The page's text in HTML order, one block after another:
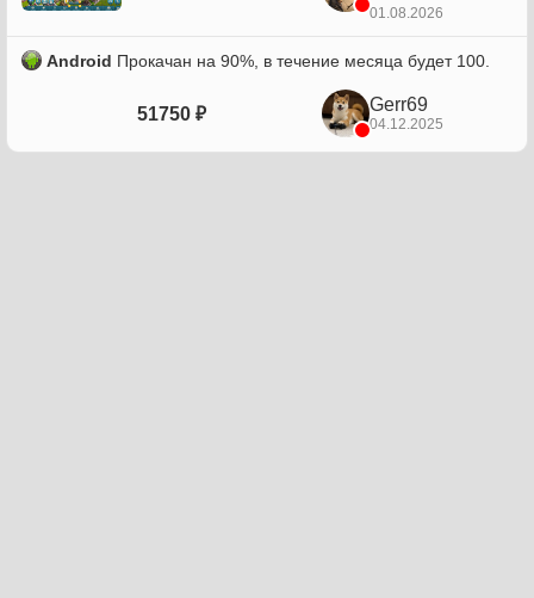
01.08.2026
Android Прокачан на 90%, в течение месяца будет 100.
51750 ₽ Gerr69
04.12.2025